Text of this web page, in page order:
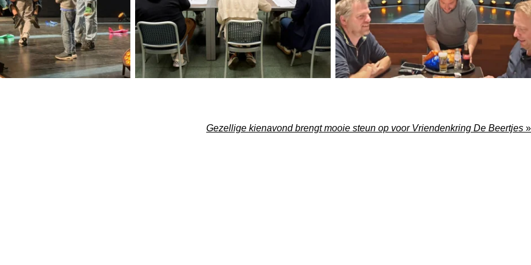
Gezellige kienavond brengt mooie steun op voor Vriendenkring De Beertjes »